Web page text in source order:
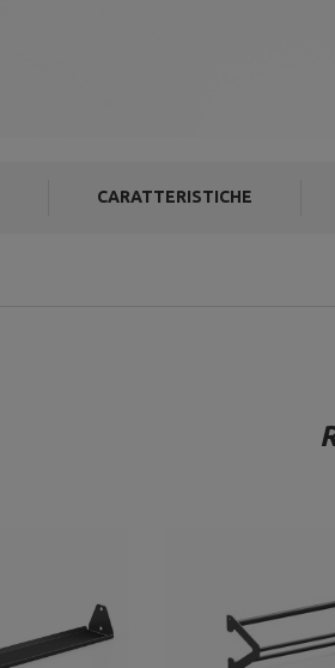
CARATTERISTICHE